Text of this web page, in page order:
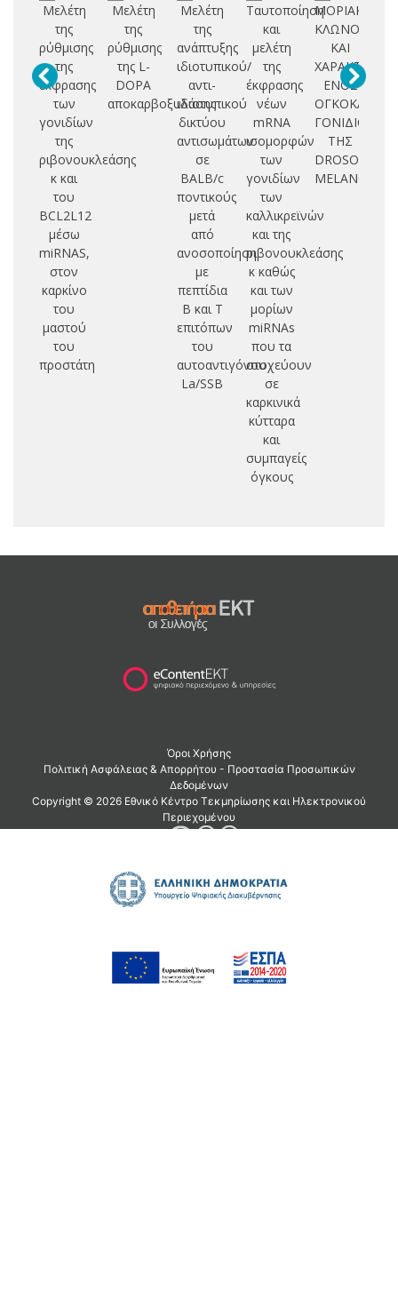
Μελέτη
της
ρύθμισης
της
έκφρασης
των
γονιδίων
της
ριβονουκλεάσης
κ και
του
BCL2L12
μέσω
miRNAS,
στον
καρκίνο
του
μαστού
του
προστάτη
Μελέτη
της
ρύθμισης
της L-
DOPA
αποκαρβοξυλάσης
Μελέτη
της
ανάπτυξης
ιδιοτυπικού/
αντι-
ιδιοτυπικού
δικτύου
αντισωμάτων
σε
BALB/c
ποντικούς
μετά
από
ανοσοποίηση
με
πεπτίδια
Β και Τ
επιτόπων
του
αυτοαντιγόνου
La/SSB
Ταυτοποίηση
και
μελέτη
της
έκφρασης
νέων
mRNA
ισομορφών
των
γονιδίων
των
καλλικρεϊνών
και της
ριβονουκλεάσης
κ καθώς
και των
μορίων
miRNAs
που τα
στοχεύουν
σε
καρκινικά
κύτταρα
και
συμπαγείς
όγκους
ΜΟΡΙΑΚΗ
ΚΑΙ
ΕΝΟΣ
ΓΟΝΙΔΙΟΥ
ΤΗΣ
DROSOPHILA